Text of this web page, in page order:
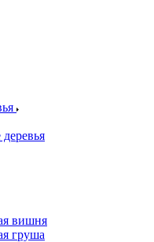
вишня
груша